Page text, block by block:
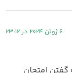
6 ژوئن 2024 در 23:12